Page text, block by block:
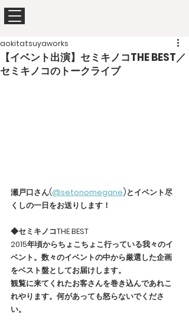
【イベント出演】セミキノコTHE BEST／
セミキノコのトークライブ
aokitatsuyaworks
瀬戸口さん(@setonomegane)とイベント尽
くしの一日をお送りします！
◆セミキノコTHE BEST
2015年頃からちょこちょこ行っている我々のイ
ベント。数々のイベントの中から厳選した企画
をベスト盤としてお届けします。
観覧に来てくれたお客さんを巻き込んであれこ
れやります。何があっても怒らないでくださ
い。